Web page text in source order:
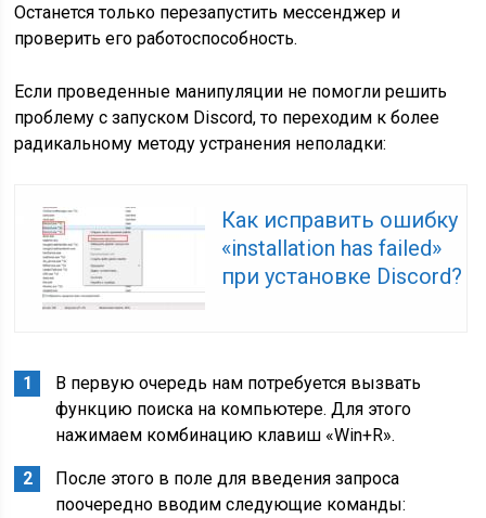
Останется только перезапустить мессенджер и
проверить его работоспособность.
Если проведенные манипуляции не помогли решить
проблему с запуском Discord, то переходим к более
радикальному методу устранения неполадки:
Как исправить ошибку
«installation has failed»
при установке Discord?
В первую очередь нам потребуется вызвать
функцию поиска на компьютере. Для этого
нажимаем комбинацию клавиш «Win+R».
После этого в поле для введения запроса
поочередно вводим следующие команды: